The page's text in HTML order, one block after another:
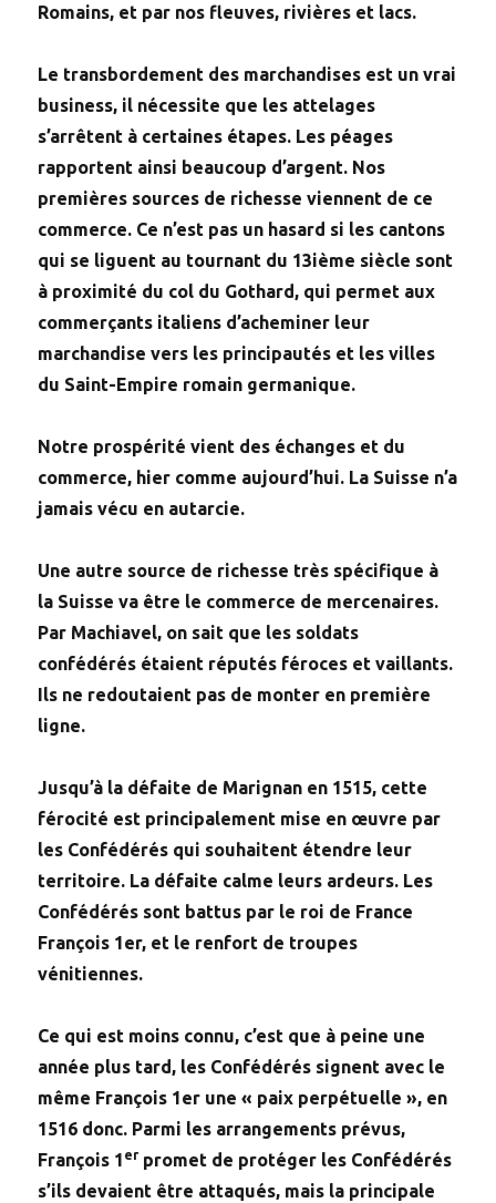
Romains, et par nos fleuves, rivières et lacs.
Le transbordement des marchandises est un vrai
business, il nécessite que les attelages
s’arrêtent à certaines étapes. Les péages
rapportent ainsi beaucoup d’argent. Nos
premières sources de richesse viennent de ce
commerce. Ce n’est pas un hasard si les cantons
qui se liguent au tournant du 13ième siècle sont
à proximité du col du Gothard, qui permet aux
commerçants italiens d’acheminer leur
marchandise vers les principautés et les villes
du Saint-Empire romain germanique.
Notre prospérité vient des échanges et du
commerce, hier comme aujourd’hui. La Suisse n’a
jamais vécu en autarcie.
Une autre source de richesse très spécifique à
la Suisse va être le commerce de mercenaires.
Par Machiavel, on sait que les soldats
confédérés étaient réputés féroces et vaillants.
Ils ne redoutaient pas de monter en première
ligne.
Jusqu’à la défaite de Marignan en 1515, cette
férocité est principalement mise en œuvre par
les Confédérés qui souhaitent étendre leur
territoire. La défaite calme leurs ardeurs. Les
Confédérés sont battus par le roi de France
François 1er, et le renfort de troupes
vénitiennes.
Ce qui est moins connu, c’est que à peine une
année plus tard, les Confédérés signent avec le
même François 1er une « paix perpétuelle », en
1516 donc. Parmi les arrangements prévus,
François 1 er promet de protéger les Confédérés
s’ils devaient être attaqués, mais la principale